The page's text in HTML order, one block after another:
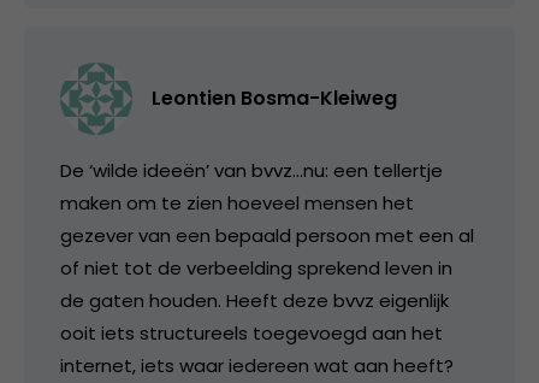
Leontien Bosma-Kleiweg
De ‘wilde ideeën’ van bvvz…nu: een tellertje
maken om te zien hoeveel mensen het
gezever van een bepaald persoon met een al
of niet tot de verbeelding sprekend leven in
de gaten houden. Heeft deze bvvz eigenlijk
ooit iets structureels toegevoegd aan het
internet, iets waar iedereen wat aan heeft?